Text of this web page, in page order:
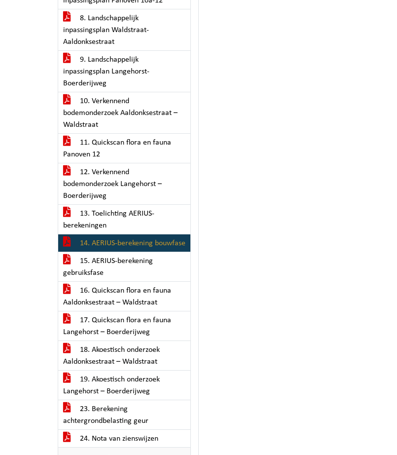
8. Landschappelijk
inpassingsplan Waldstraat-
Aaldonksestraat
9. Landschappelijk
inpassingsplan Langehorst-
Boerderijweg
10. Verkennend
bodemonderzoek Aaldonksestraat –
Waldstraat
11. Quickscan flora en fauna
Panoven 12
12. Verkennend
bodemonderzoek Langehorst –
Boerderijweg
13. Toelichting AERIUS-
berekeningen
14. AERIUS-berekening bouwfase
15. AERIUS-berekening
gebruiksfase
16. Quickscan flora en fauna
Aaldonksestraat – Waldstraat
17. Quickscan flora en fauna
Langehorst – Boerderijweg
18. Akoestisch onderzoek
Aaldonksestraat – Waldstraat
19. Akoestisch onderzoek
Langehorst – Boerderijweg
23. Berekening
achtergrondbelasting geur
24. Nota van zienswijzen